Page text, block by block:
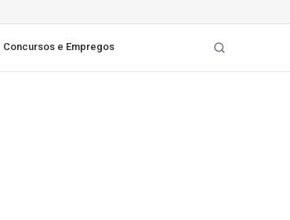
Concursos e Empregos